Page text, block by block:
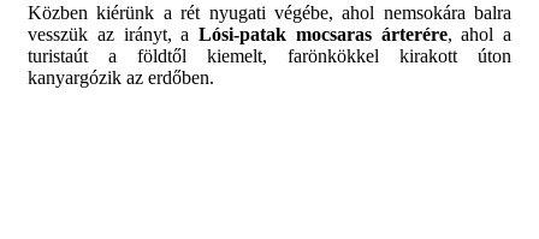
Közben kiérünk a rét nyugati végébe, ahol nemsokára balra
vesszük az irányt, a Lósi-patak mocsaras árterére, ahol a
turistaút a földtől kiemelt, farönkökkel kirakott úton
kanyargózik az erdőben.